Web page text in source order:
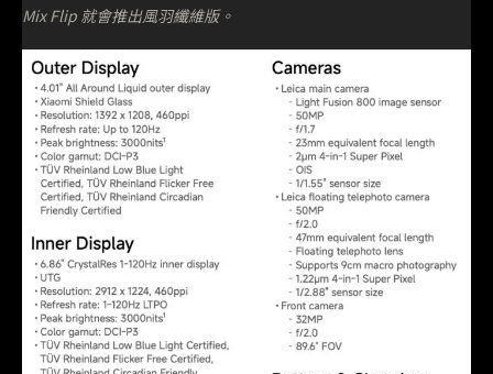
Mix Flip 就會推出風羽纖維版。